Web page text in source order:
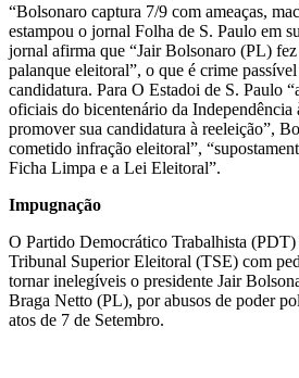
“Bolsonaro captura 7/9 com ameaças,
estampou o jornal Folha de S. Paulo em
jornal afirma que “Jair Bolsonaro (PL)
palanque eleitoral”, o que é crime
candidatura. Para O Estadoi de S. Paulo
oficiais do bicentenário da Independência
promover sua candidatura à reeleição”,
cometido infração eleitoral”,
Ficha Limpa e a Lei Eleitoral”.
Impugnação
O Partido Democrático Trabalhista (PDT)
Tribunal Superior Eleitoral (TSE) com
tornar inelegíveis o presidente Jair
Braga Netto (PL), por abusos de poder
atos de 7 de Setembro.